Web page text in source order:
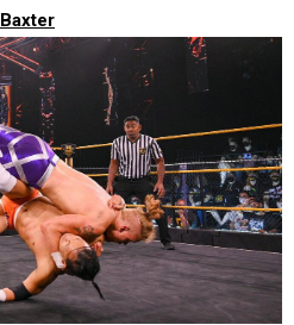
Baxter